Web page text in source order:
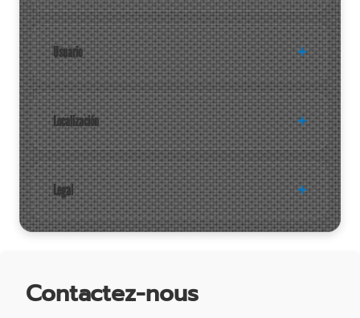
Usuario
Localización
Legal
Contactez-nous